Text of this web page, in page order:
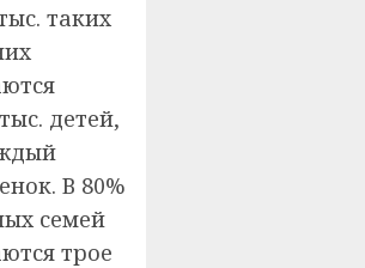
таких
детей,
В 80%
семей
трое